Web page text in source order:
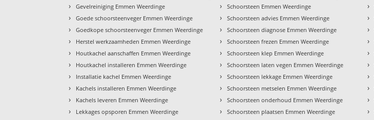
› Gevelreiniging Emmen Weerdinge
› Goede schoorsteenveger Emmen Weerdinge
› Goedkope schoorsteenveger Emmen Weerdinge
› Herstel werkzaamheden Emmen Weerdinge
› Houtkachel aanschaffen Emmen Weerdinge
› Houtkachel installeren Emmen Weerdinge
› Installatie kachel Emmen Weerdinge
› Kachels installeren Emmen Weerdinge
› Kachels leveren Emmen Weerdinge
› Lekkages opsporen Emmen Weerdinge
› Schoorsteen Emmen Weerdinge
› Schoorsteen advies Emmen Weerdinge
› Schoorsteen diagnose Emmen Weerdinge
› Schoorsteen frezen Emmen Weerdinge
› Schoorsteen klep Emmen Weerdinge
› Schoorsteen laten vegen Emmen Weerdinge
› Schoorsteen lekkage Emmen Weerdinge
› Schoorsteen metselen Emmen Weerdinge
› Schoorsteen onderhoud Emmen Weerdinge
› Schoorsteen plaatsen Emmen Weerdinge
›
›
›
›
›
›
›
›
›
›